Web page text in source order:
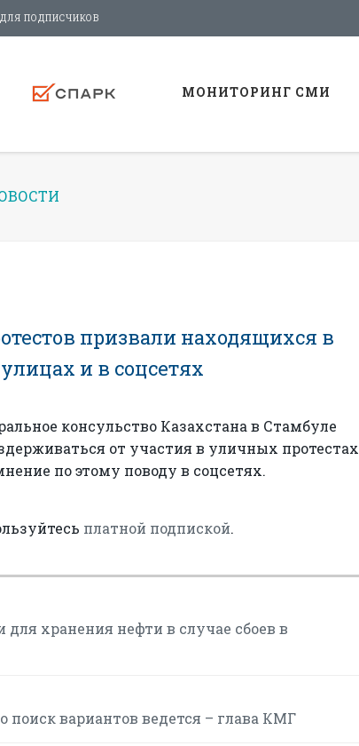
ПОДПИСЧИКОВ
МОНИТОРИНГ СМИ
призвали находящихся в
и в соцсетях
консульство Казахстана в Стамбуле
от участия в уличных протестах
по этому поводу в соцсетях.
платной подпиской.
хранения нефти в случае сбоев в
поиск вариантов ведется – глава КМГ